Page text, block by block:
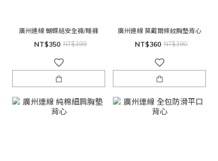
廣州連線 蝴蝶結安全褲/睡褲
NT$350 NT$399
廣州連線 莫戴爾條紋胸墊背心
NT$360 NT$390